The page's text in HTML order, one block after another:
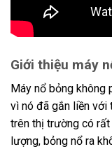
Giới thiệu máy
Máy nổ bỏng không
vì nó đã gắn liền với
trên thị trường có
lượng, bỏng nổ ra